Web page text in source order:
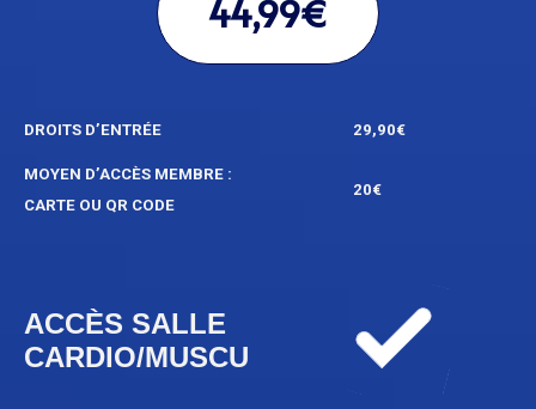
44,99€
DROITS D’ENTRÉE 29,90€
MOYEN D’ACCÈS MEMBRE :
CARTE OU QR CODE
20€
ACCÈS SALLE
CARDIO/MUSCU